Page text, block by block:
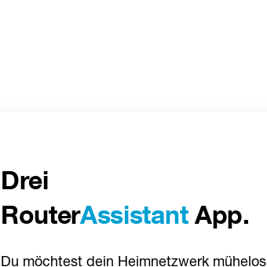
Drei
RouterAssistant App.
Du möchtest dein Heimnetzwerk mühelos